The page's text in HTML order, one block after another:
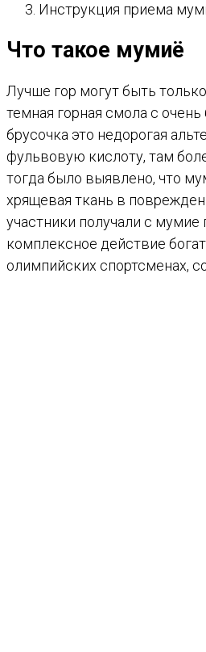
Инструкция приема
Что такое мумиё
Лучше гор могут быть
темная горная смола с
брусочка это недорогая
фульвовую кислоту, там
тогда было выявлено, что
хрящевая ткань в
участники получали с
комплексное действие
олимпийских спортсменах,